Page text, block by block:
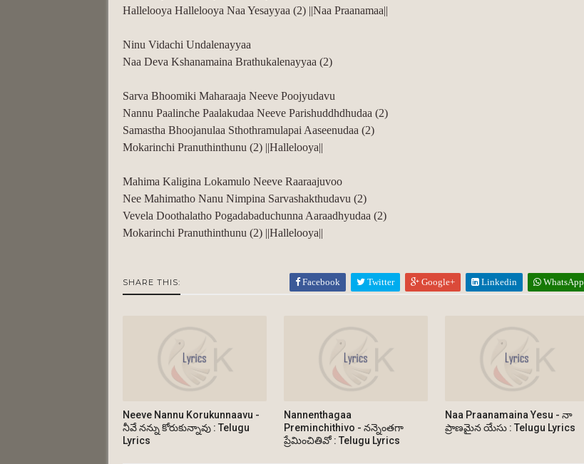
Hallelooya Hallelooya Naa Yesayyaa (2) ||Naa Praanamaa||
Ninu Vidachi Undalenayyaa
Naa Deva Kshanamaina Brathukalenayyaa (2)
Sarva Bhoomiki Maharaaja Neeve Poojyudavu
Nannu Paalinche Paalakudaa Neeve Parishuddhdhudaa (2)
Samastha Bhoojanulaa Sthothramulapai Aaseenudaa (2)
Mokarinchi Pranuthinthunu (2) ||Hallelooya||
Mahima Kaligina Lokamulo Neeve Raaraajuvoo
Nee Mahimatho Nanu Nimpina Sarvashakthudavu (2)
Vevela Doothalatho Pogadabaduchunna Aaraadhyudaa (2)
Mokarinchi Pranuthinthunu (2) ||Hallelooya||
SHARE THIS: Facebook Twitter Google+ Linkedin WhatsApp
Neeve Nannu Korukunnaavu -
నీవే నన్ను కోరుకున్నావు : Telugu
Lyrics
Nannenthagaa
Preminchithivo - నన్నెంతగా
ప్రేమించితివో : Telugu Lyrics
Naa Praanamaina Yesu - నా
ప్రాణమైన యేసు : Telugu Lyrics